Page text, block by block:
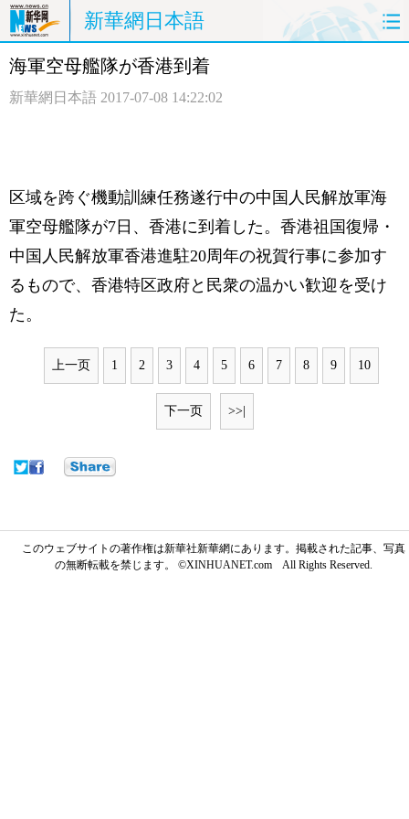
新華網日本語
ホームページ 政治
中日対訳
海軍空母艦隊が香港到着
新華網日本語 2017-07-08 14:22:02
区域を跨ぐ機動訓練任務遂行中の中国人民解放軍海
軍空母艦隊が7日、香港に到着した。香港祖国復帰・
中国人民解放軍香港進駐20周年の祝賀行事に参加す
るもので、香港特区政府と民衆の温かい歓迎を受け
た。
上一页 1 2 3 4 5 6 7 8 9 10
下一页 >>|
このウェブサイトの著作権は新華社新華網にあります。掲載された記事、写真
の無断転載を禁じます。 ©XINHUANET.com All Rights Reserved.